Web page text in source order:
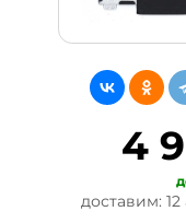
4
доставим: 12